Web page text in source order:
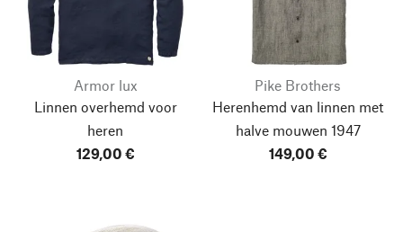
Armor lux
Linnen overhemd voor
heren
129,00 €
Pike Brothers
Herenhemd van linnen met
halve mouwen 1947
149,00 €